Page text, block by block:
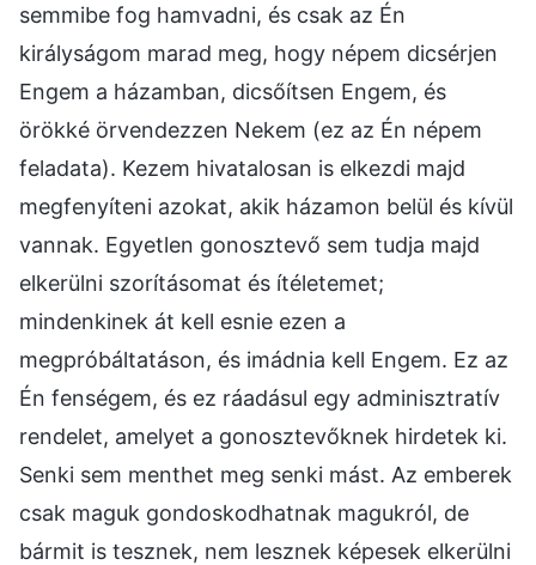
semmibe fog hamvadni, és csak az Én
királyságom marad meg, hogy népem dicsérjen
Engem a házamban, dicsőítsen Engem, és
örökké örvendezzen Nekem (ez az Én népem
feladata). Kezem hivatalosan is elkezdi majd
megfenyíteni azokat, akik házamon belül és kívül
vannak. Egyetlen gonosztevő sem tudja majd
elkerülni szorításomat és ítéletemet;
mindenkinek át kell esnie ezen a
megpróbáltatáson, és imádnia kell Engem. Ez az
Én fenségem, és ez ráadásul egy adminisztratív
rendelet, amelyet a gonosztevőknek hirdetek ki.
Senki sem menthet meg senki mást. Az emberek
csak maguk gondoskodhatnak magukról, de
bármit is tesznek, nem lesznek képesek elkerülni